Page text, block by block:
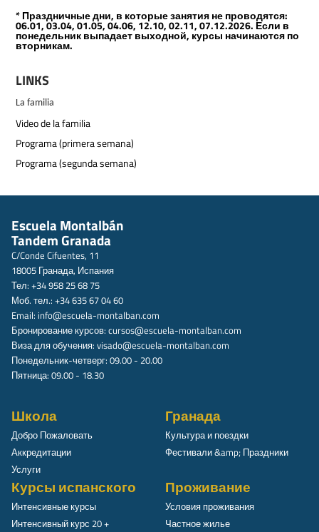
* Праздничные дни, в которые занятия не проводятся:
06.01, 03.04, 01.05, 04.06, 12.10, 02.11, 07.12.2026. Если в
понедельник выпадает выходной, курсы начинаются по
вторникам.
LINKS
La familia
Video de la familia
Programa (primera semana)
Programa (segunda semana)
Escuela Montalbán
Tandem Granada
C/Conde Cifuentes, 11
18005 Гранада, Испания
Тел: +34 958 25 68 75
Моб. тел.: +34 635 67 04 60
Email: info@escuela-montalban.com
Бронирование курсов: cursos@escuela-montalban.com
Виза для обучения: visado@escuela-montalban.com
Понедельник-четверг: 09.00 - 20.00
Пятница: 09.00 - 18.30
Школа
Добро Пожаловать
Аккредитации
Услуги
Гранада
Культура и поездки
Фестивали &amp; Праздники
Курсы испанского
Интенсивные курсы
Интенсивный курс 20 +
Проживание
Условия проживания
Частное жилье